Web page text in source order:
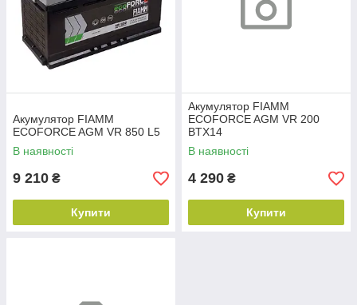
Акумулятор FIAMM
ECOFORCE AGM VR 850 L5
В наявності
9 210 ₴
Купити
Акумулятор FIAMM
ECOFORCE AGM VR 200
BTX14
В наявності
4 290 ₴
Купити